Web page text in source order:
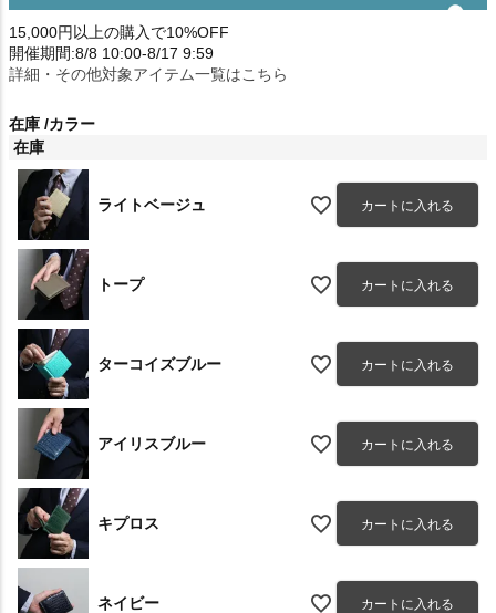
15,000円以上の購入で10%OFF
開催期間:8/8 10:00-8/17 9:59
詳細・その他対象アイテム一覧はこちら
在庫 カラー
在庫
ライトベージュ カートに入れる
トープ カートに入れる
ターコイズブルー カートに入れる
アイリスブルー カートに入れる
キプロス カートに入れる
ネイビー カートに入れる